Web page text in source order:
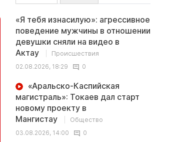
«Я тебя изнасилую»: агрессивное
поведение мужчины в отношении
девушки сняли на видео в
Актау
Происшествия
02.08.2026, 18:29
0
«Аральско-Каспийская
магистраль»: Токаев дал старт
новому проекту в
Мангистау
Общество
03.08.2026, 14:00
0